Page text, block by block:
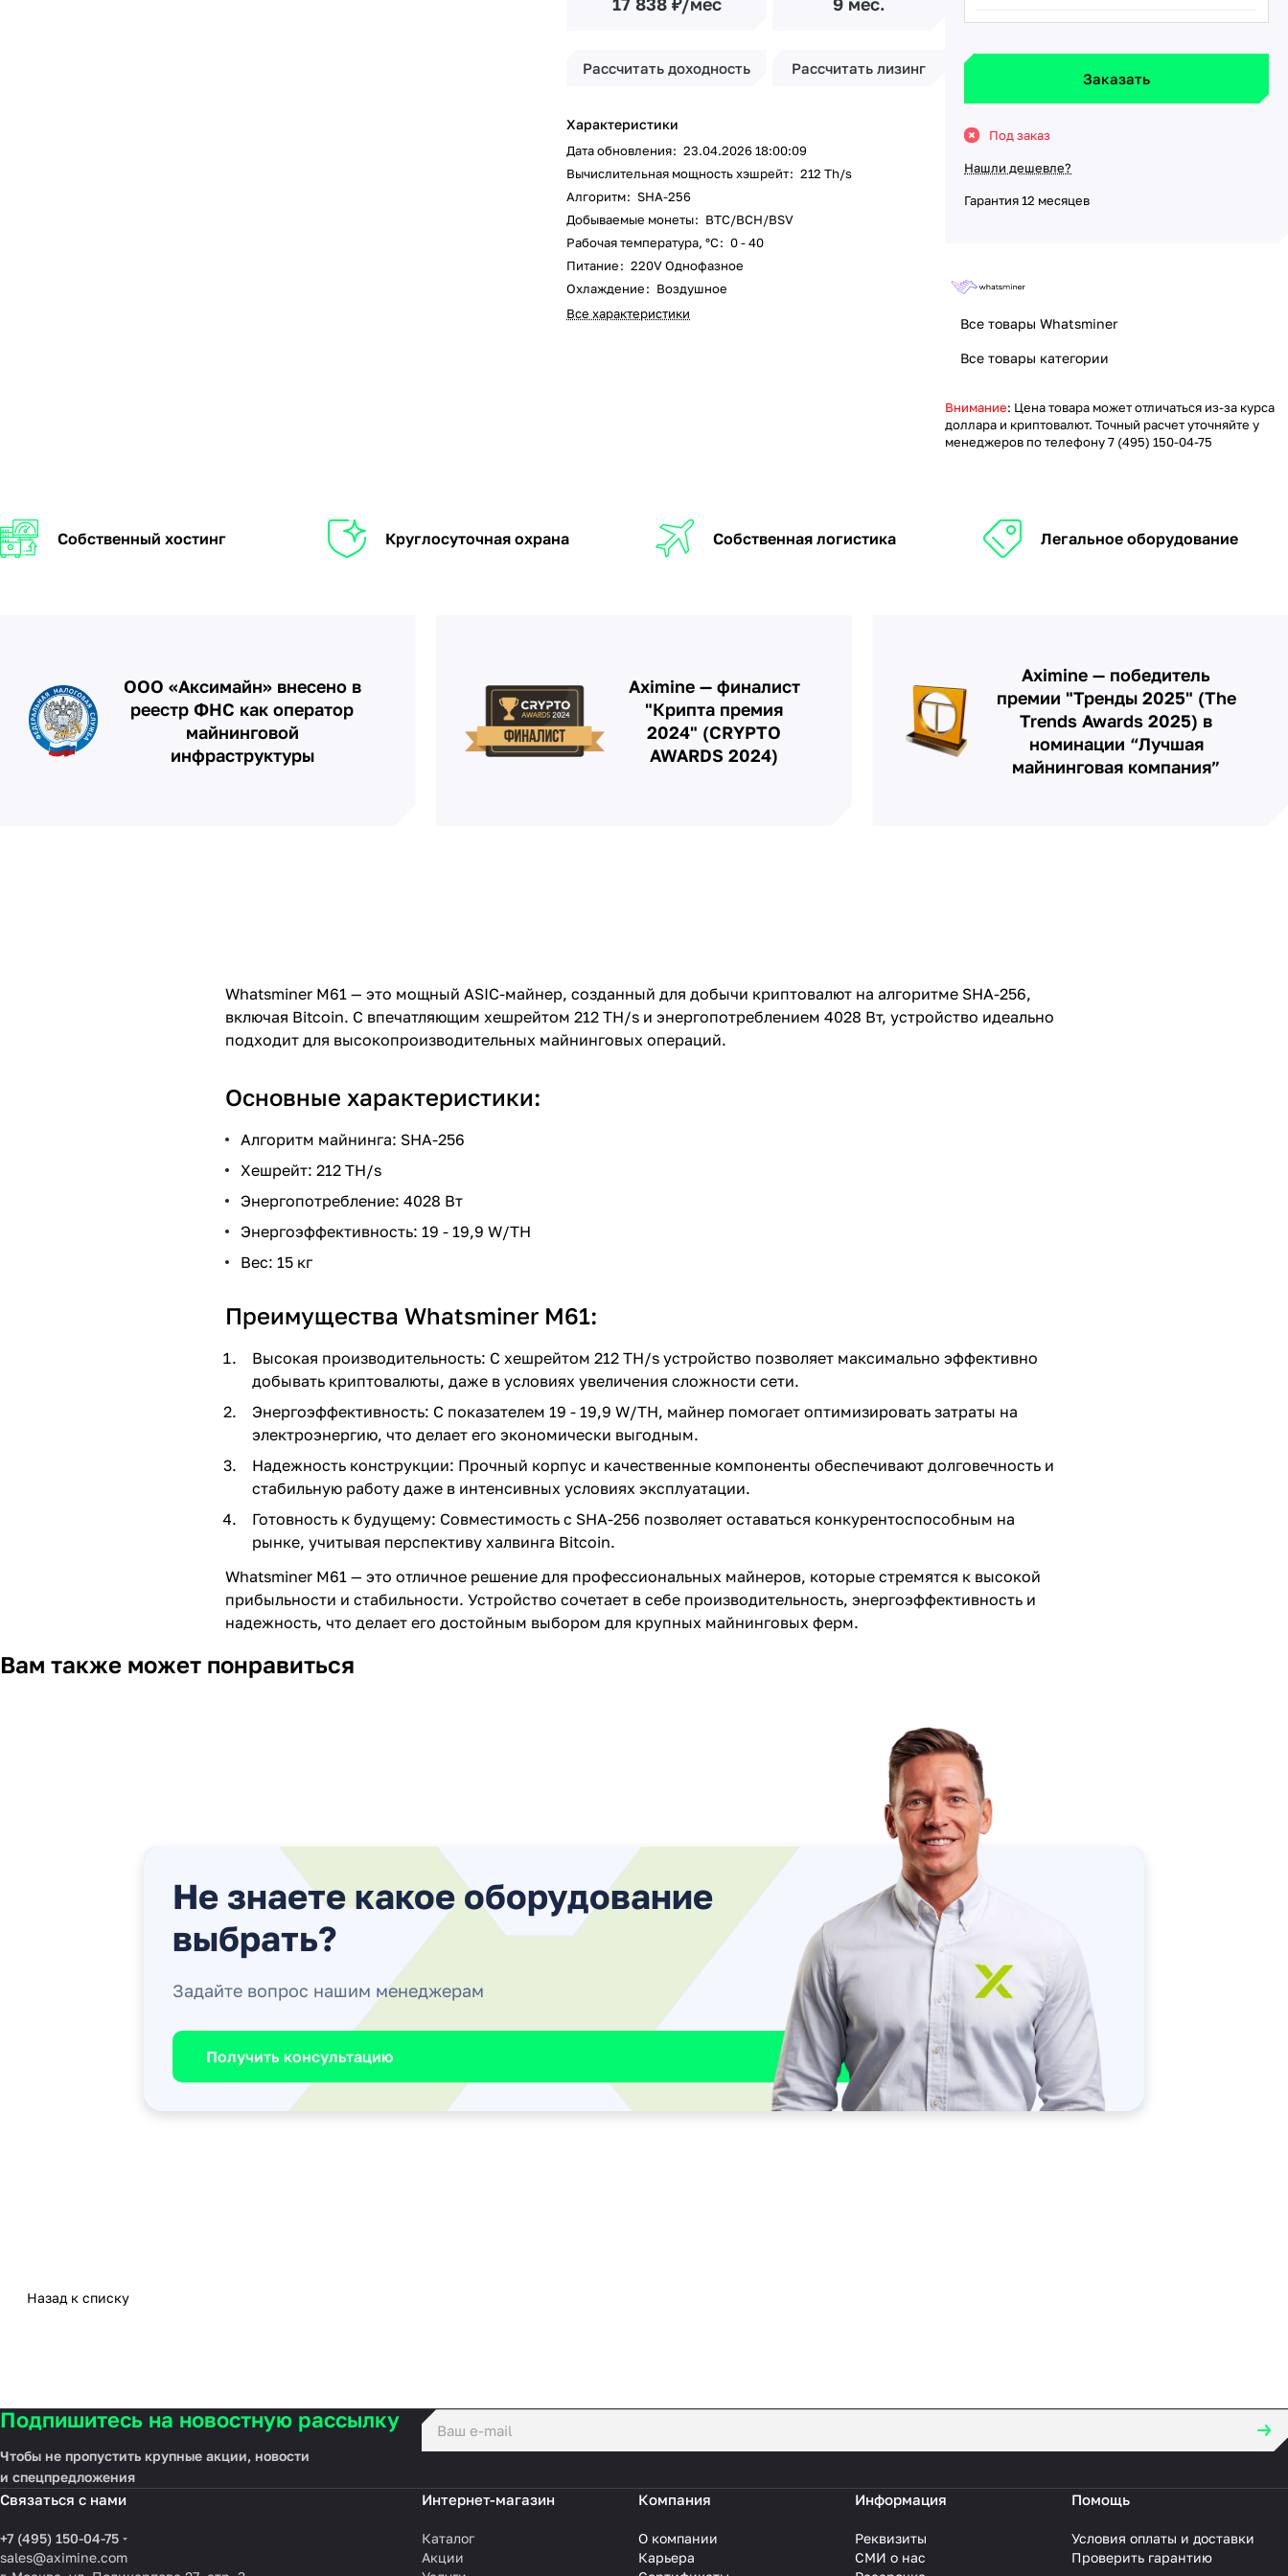
Рассчитать доходность Рассчитать лизинг
Характеристики
Дата обновления: 23.04.2026 18:00:09
Вычислительная мощность хэшрейт: 212 Th/s
Алгоритм: SHA-256
Добываемые монеты: BTC/BCH/BSV
Рабочая температура, °C: 0 - 40
Питание: 220V Однофазное
Охлаждение: Воздушное
Все характеристики
Заказать
Под заказ
Нашли дешевле?
Гарантия 12 месяцев
Все товары Whatsminer
Все товары категории
Внимание: Цена товара может отличаться из-за курса
доллара и криптовалют. Точный расчет уточняйте у
менеджеров по телефону7 (495) 150-04-75
Собственный хостинг Круглосуточная охрана Собственная логистика Легальное оборудование
ООО «Аксимайн» внесено в
реестр ФНС как оператор
майнинговой
инфраструктуры
Aximine — финалист
"Крипта премия
2024" (CRYPTO
AWARDS 2024)
Aximine — победитель
премии "Тренды 2025" (The
Trends Awards 2025) в
номинации “Лучшая
майнинговая компания”
Whatsminer M61 — это мощный ASIC-майнер, созданный для добычи криптовалют на алгоритме SHA-256,
включая Bitcoin. С впечатляющим хешрейтом 212 TH/s и энергопотреблением 4028 Вт, устройство идеально
подходит для высокопроизводительных майнинговых операций.
Основные характеристики:
Алгоритм майнинга: SHA-256
Хешрейт: 212 TH/s
Энергопотребление: 4028 Вт
Энергоэффективность: 19 - 19,9 W/TH
Вес: 15 кг
Преимущества Whatsminer M61:
Высокая производительность: С хешрейтом 212 TH/s устройство позволяет максимально эффективно
добывать криптовалюты, даже в условиях увеличения сложности сети.
Энергоэффективность: С показателем 19 - 19,9 W/TH, майнер помогает оптимизировать затраты на
электроэнергию, что делает его экономически выгодным.
Надежность конструкции: Прочный корпус и качественные компоненты обеспечивают долговечность и
стабильную работу даже в интенсивных условиях эксплуатации.
Готовность к будущему: Совместимость с SHA-256 позволяет оставаться конкурентоспособным на
рынке, учитывая перспективу халвинга Bitcoin.
Whatsminer M61 — это отличное решение для профессиональных майнеров, которые стремятся к высокой
прибыльности и стабильности. Устройство сочетает в себе производительность, энергоэффективность и
надежность, что делает его достойным выбором для крупных майнинговых ферм.
Вам также может понравиться
Не знаете какое оборудование
выбрать?
Задайте вопрос нашим менеджерам
Получить консультацию
Назад к списку
Подпишитесь на новостную рассылку
Чтобы не пропустить крупные акции, новости
и спецпредложения
Связаться с нами
+7 (495) 150-04-75
sales@aximine.com
Интернет-магазин
Каталог
Акции
Компания
О компании
Карьера
Информация
Реквизиты
СМИ о нас
Помощь
Условия оплаты и доставки
Проверить гарантию